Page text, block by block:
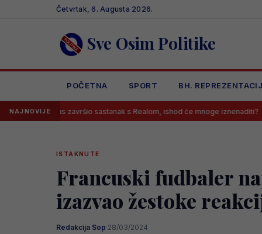
Četvrtak, 6. Augusta 2026.
Sve Osim Politike
POČETNA SPORT BH.
NAJNOVIJE
završio sastanak s Realom, ishod će mnoge iznenaditi?
ISTAKNUTE
Francuski fudbaler
izazvao žestoke
Redakcija Sop·28/03/2024